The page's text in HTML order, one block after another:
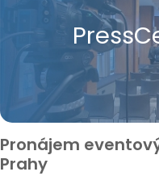
Pronájem
Prahy